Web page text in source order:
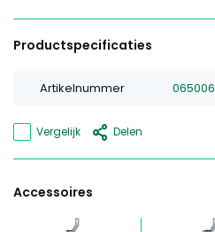
Productspecificaties
Artikelnummer 065006
Vergelijk Delen
Accessoires